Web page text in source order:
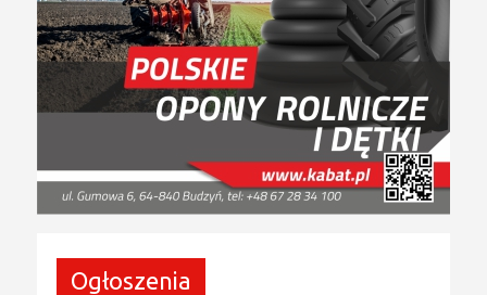
Ogłoszenia